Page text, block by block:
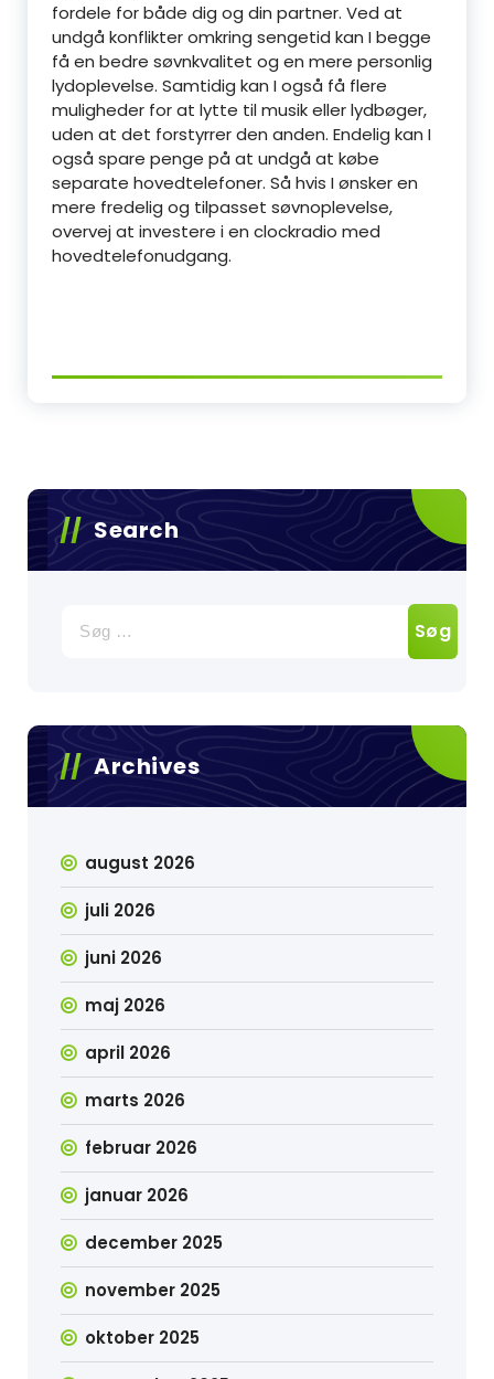
fordele for både dig og din partner. Ved at
undgå konflikter omkring sengetid kan I begge
få en bedre søvnkvalitet og en mere personlig
lydoplevelse. Samtidig kan I også få flere
muligheder for at lytte til musik eller lydbøger,
uden at det forstyrrer den anden. Endelig kan I
også spare penge på at undgå at købe
separate hovedtelefoner. Så hvis I ønsker en
mere fredelig og tilpasset søvnoplevelse,
overvej at investere i en clockradio med
hovedtelefonudgang.
Search
efter:
Archives
august 2026
juli 2026
juni 2026
maj 2026
april 2026
marts 2026
februar 2026
januar 2026
december 2025
november 2025
oktober 2025